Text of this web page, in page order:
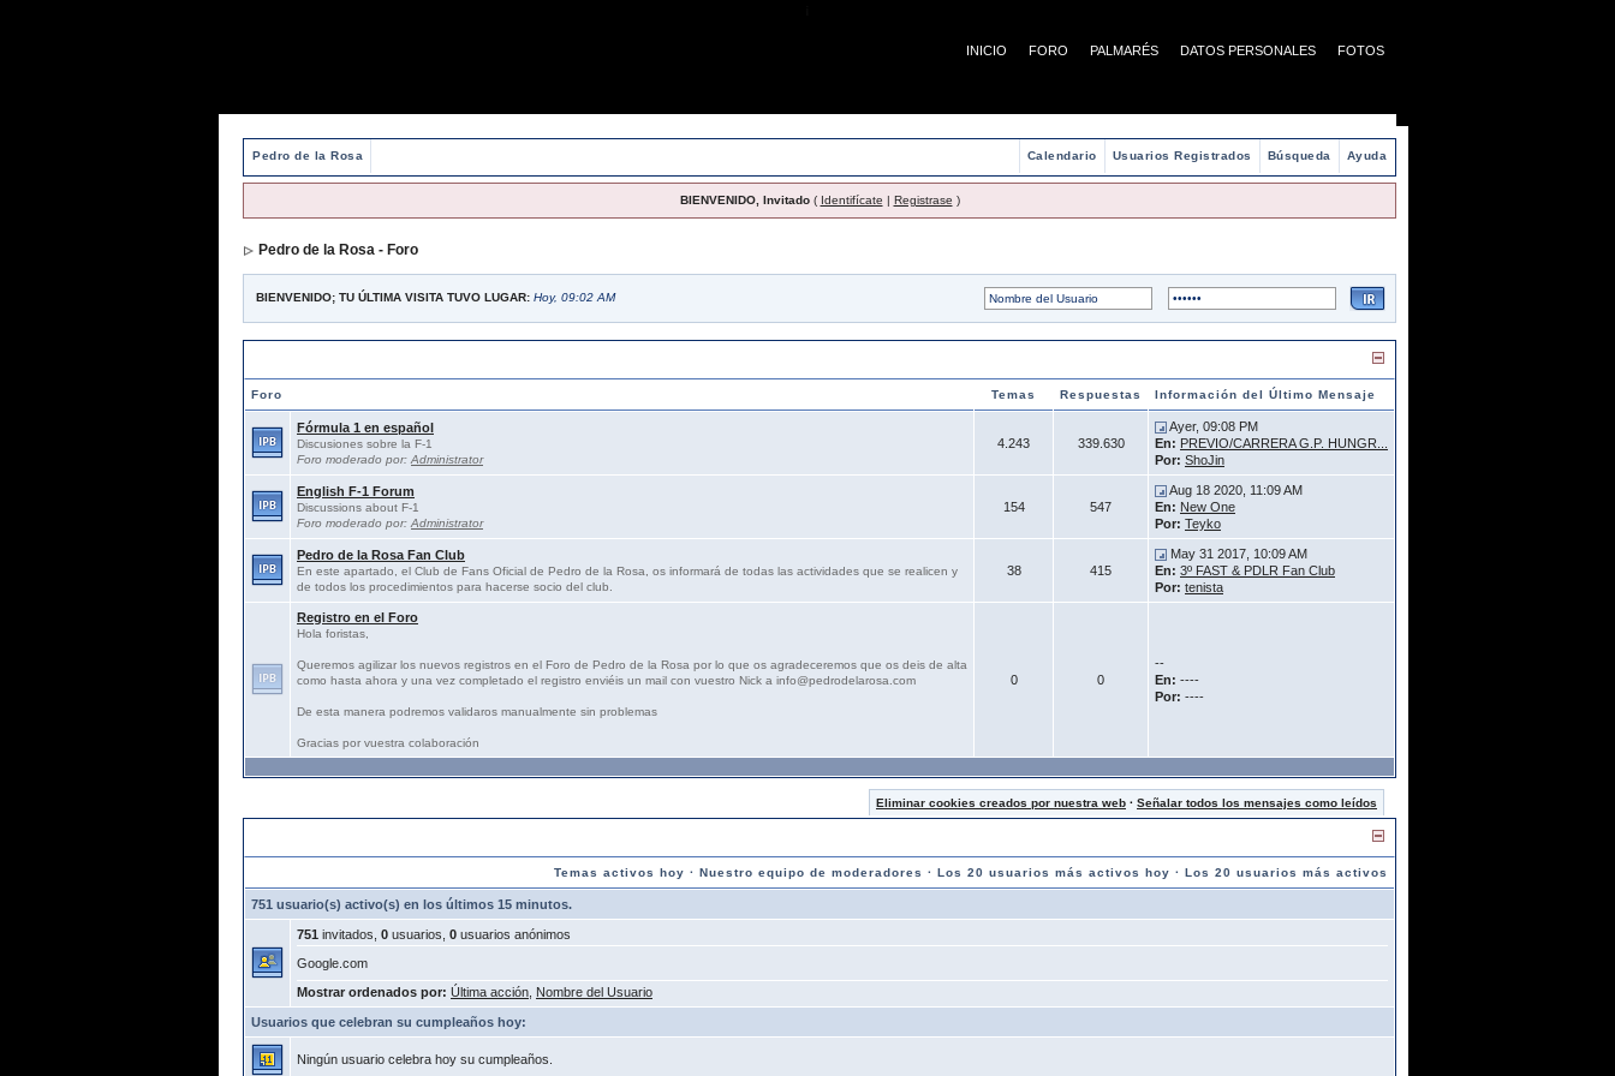
INICIO FORO PALMARÉS DATOS PERSONALES FOTOS
Pedro de la Rosa Ayuda
Búsqueda
Usuarios Registrados
Calendario
BIENVENIDO, Invitado( Identifícate | Registrase )
Pedro de la Rosa - Foro
BIENVENIDO; TU ÚLTIMA VISITA TUVO LUGAR: Hoy, 09:02 AM
Foro Temas Respuestas Información del Último Mensaje
Fórmula 1 en español
Discusiones sobre la F-1
Foro moderado por: Administrator
4.243 339.630
Ayer, 09:08 PM
En: PREVIO/CARRERA G.P. HUNGR...
Por: ShoJin
English F-1 Forum
Discussions about F-1
Foro moderado por: Administrator
154 547
Aug 18 2020, 11:09 AM
En: New One
Por: Teyko
Pedro de la Rosa Fan Club
En este apartado, el Club de Fans Oficial de Pedro de la Rosa, os informará de todas las actividades que se realicen y
de todos los procedimientos para hacerse socio del club.
38 415
May 31 2017, 10:09 AM
En: 3º FAST & PDLR Fan Club
Por: tenista
Registro en el Foro
Hola foristas,
Queremos agilizar los nuevos registros en el Foro de Pedro de la Rosa por lo que os agradeceremos que os deis de alta
como hasta ahora y una vez completado el registro enviéis un mail con vuestro Nick a info@pedrodelarosa.com
De esta manera podremos validaros manualmente sin problemas
Gracias por vuestra colaboración
0 0
--
En: ----
Por: ----
Eliminar cookies creados por nuestra web · Señalar todos los mensajes como leídos
Temas activos hoy · Nuestro equipo de moderadores · Los 20 usuarios más activos hoy · Los 20 usuarios más activos
751 usuario(s) activo(s) en los últimos 15 minutos.
751 invitados, 0 usuarios, 0 usuarios anónimos
Google.com
Mostrar ordenados por: Última acción Nombre del Usuario
Usuarios que celebran su cumpleaños hoy:
Ningún usuario celebra hoy su cumpleaños.